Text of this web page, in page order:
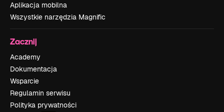
Aplikacja mobilna
Wszystkie narzędzia Magnific
Zacznij
Academy
Dokumentacja
Wsparcie
Regulamin serwisu
Polityka prywatności